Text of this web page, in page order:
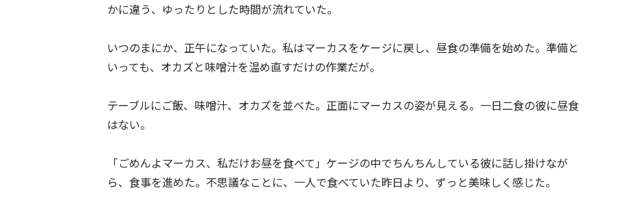
かに違う、ゆったりとした時間が流れていた。
いつのまにか、正午になっていた。私はマーカスをケージに戻し、昼食の準備を始めた。準備と
いっても、オカズと味噌汁を温め直すだけの作業だが。
テーブルにご飯、味噌汁、オカズを並べた。正面にマーカスの姿が見える。一日二食の彼に昼食
はない。
「ごめんよマーカス、私だけお昼を食べて」ケージの中でちんちんしている彼に話し掛けなが
ら、食事を進めた。不思議なことに、一人で食べていた昨日より、ずっと美味しく感じた。